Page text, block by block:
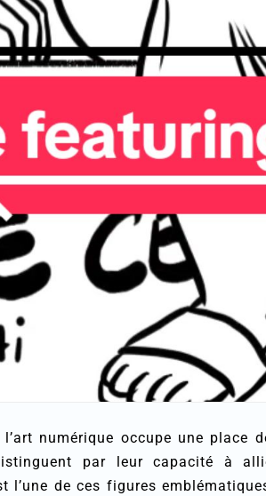
numérique occupe une place
par leur capacité à
l’une de ces figures